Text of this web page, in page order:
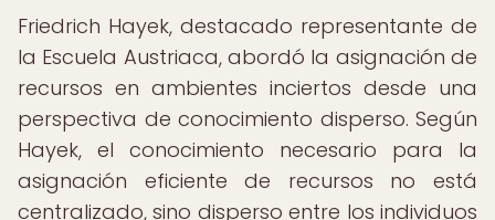
Friedrich Hayek, destacado representante de
la Escuela Austriaca, abordó la asignación de
recursos en ambientes inciertos desde una
perspectiva de conocimiento disperso. Según
Hayek, el conocimiento necesario para la
asignación eficiente de recursos no está
centralizado, sino disperso entre los individuos